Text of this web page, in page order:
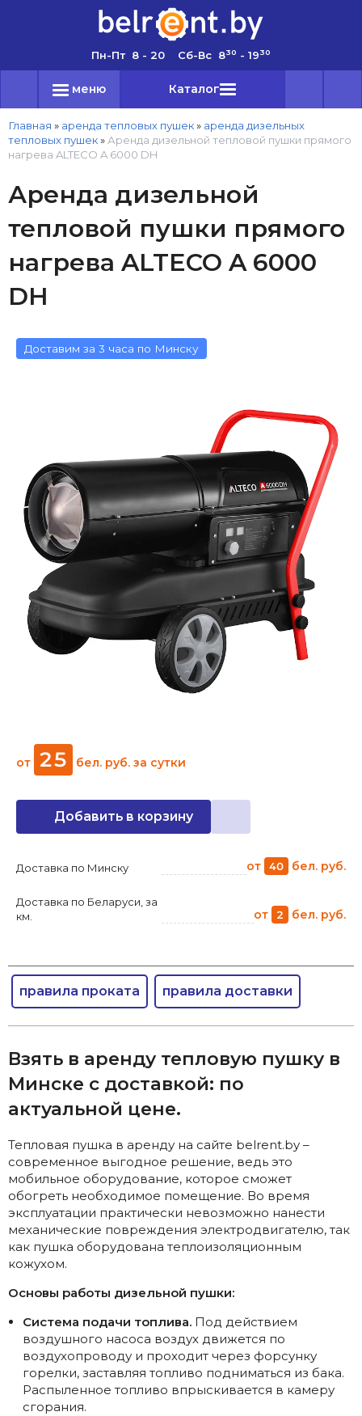
Пн-Пт 8 - 20 Сб-Вс 830 - 1930
меню Каталог
Главная » аренда тепловых пушек» аренда дизельных
тепловых пушек» Аренда дизельной тепловой пушки прямого
нагрева ALTECO A 6000 DH
Аренда дизельной
тепловой пушки прямого
нагрева ALTECO A 6000
DH
Доставим за 3 часа по Минску
от 25 бел. руб. за сутки
Добавить в корзину
Доставка по Минску от 40 бел. руб.
Доставка по Беларуси, за
км.
от 2 бел. руб.
правила проката правила доставки
Взять в аренду тепловую пушку в
Минске с доставкой: по
актуальной цене.
Тепловая пушка в аренду на сайте belrent.by –
современное выгодное решение, ведь это
мобильное оборудование, которое сможет
обогреть необходимое помещение. Во время
эксплуатации практически невозможно нанести
механические повреждения электродвигателю, так
как пушка оборудована теплоизоляционным
кожухом.
Основы работы дизельной пушки:
Система подачи топлива. Под действием
воздушного насоса воздух движется по
воздухопроводу и проходит через форсунку
горелки, заставляя топливо подниматься из бака.
Распыленное топливо впрыскивается в камеру
сгорания.